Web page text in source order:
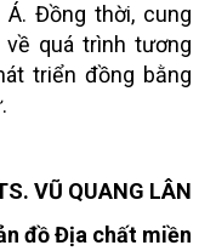
Đồng thời, cung
quá trình tương
triển đồng bằng
VŨ QUANG LÂN
đồ Địa chất miền